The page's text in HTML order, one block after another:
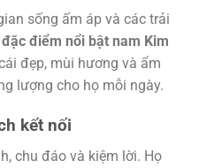
sống ấm áp và các trải
đặc điểm nổi bật nam Kim
đẹp, mùi hương và ẩm
lượng cho họ mỗi ngày.
kết nối
chu đáo và kiệm lời. Họ